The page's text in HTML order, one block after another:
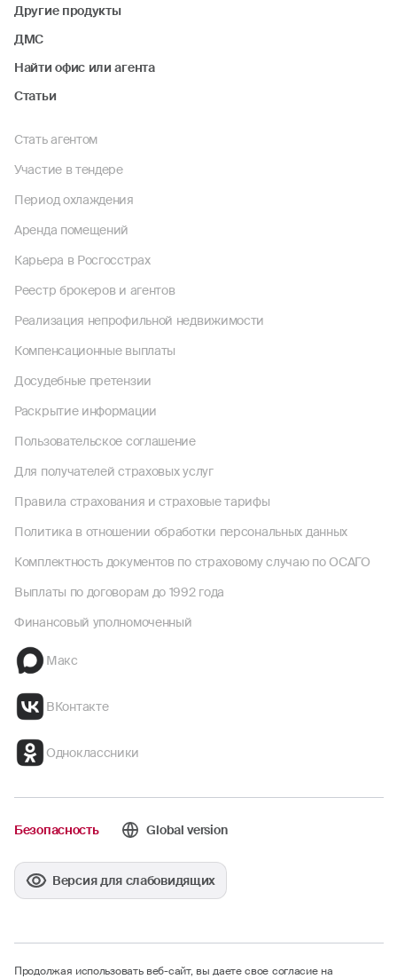
Другие продукты
ДМС
Найти офис или агента
Статьи
Стать агентом
Участие в тендере
Период охлаждения
Аренда помещений
Карьера в Росгосстрах
Реестр брокеров и агентов
Реализация непрофильной недвижимости
Компенсационные выплаты
Досудебные претензии
Раскрытие информации
Пользовательское соглашение
Для получателей страховых услуг
Правила страхования и страховые тарифы
Политика в отношении обработки персональных данных
Комплектность документов по страховому случаю по ОСАГО
Выплаты по договорам до 1992 года
Финансовый уполномоченный
Макс
ВКонтакте
Одноклассники
Безопасность Global version
Версия для слабовидящих
Продолжая использовать веб-сайт, вы даете свое согласие на